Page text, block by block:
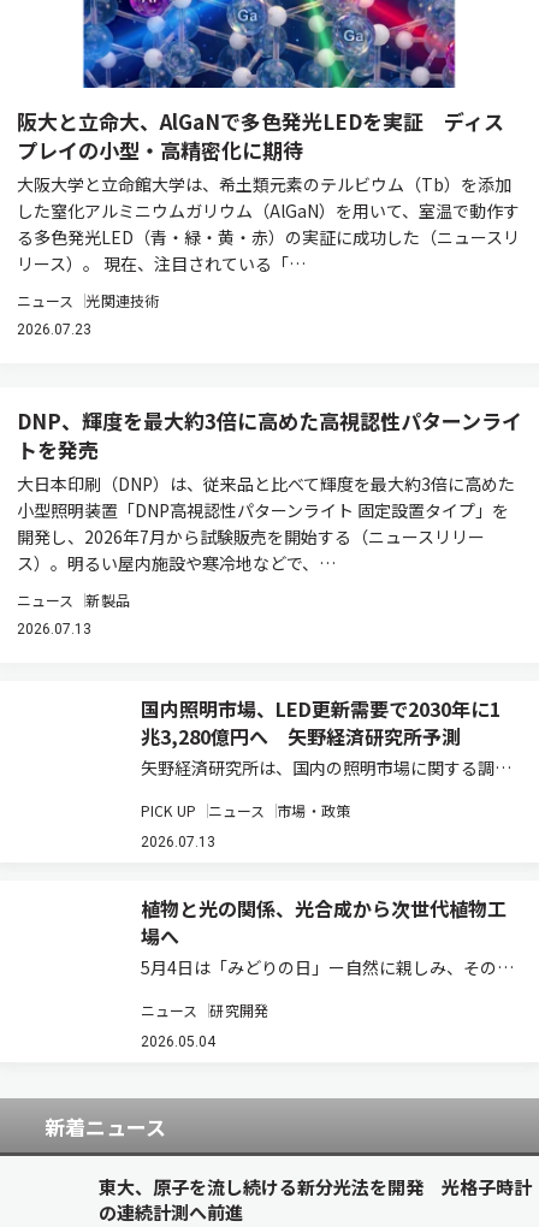
阪大と立命大、AlGaNで多色発光LEDを実証 ディス
プレイの小型・高精密化に期待
大阪大学と立命館大学は、希土類元素のテルビウム（Tb）を添加
した窒化アルミニウムガリウム（AlGaN）を用いて、室温で動作す
る多色発光LED（青・緑・黄・赤）の実証に成功した（ニュースリ
リース）。 現在、注目されている「…
ニュース 光関連技術
2026.07.23
DNP、輝度を最大約3倍に高めた高視認性パターンライ
トを発売
大日本印刷（DNP）は、従来品と比べて輝度を最大約3倍に高めた
小型照明装置「DNP高視認性パターンライト 固定設置タイプ」を
開発し、2026年7月から試験販売を開始する（ニュースリリー
ス）。明るい屋内施設や寒冷地などで、…
ニュース 新製品
2026.07.13
国内照明市場、LED更新需要で2030年に1
兆3,280億円へ 矢野経済研究所予測
矢野経済研究所は、国内の照明市場に関する調査
の国内照明総市場規模は、前年比3.8％増の1兆
910億2,500万円と推計している。既設の蛍光灯
PICK UP ニュース 市場・政策
2026.07.13
植物と光の関係、光合成から次世代植物工
場へ
5月4日は「みどりの日」ー自然に親しみ、その恩
る機会でもある。植物の成長を支えているものの
一つが「光」である。太陽光を受けた植物は、光
ニュース 研究開発
2026.05.04
新着ニュース
東大、原子を流し続ける新分光法を開発 光格子時計
の連続計測へ前進